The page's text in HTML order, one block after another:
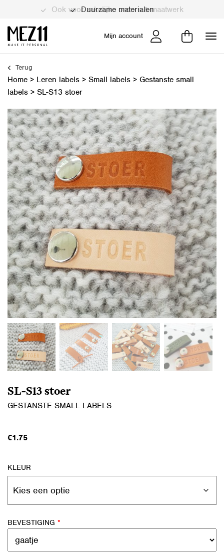
Duurzame materialen
Mijn account
Terug
Home > Leren labels > Small labels > Gestanste small
labels > SL-S13 stoer
SL-S13 stoer
GESTANSTE SMALL LABELS
€1.75
KLEUR
BEVESTIGING *